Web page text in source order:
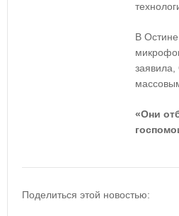
В
заявила,
«Они
Поделиться этой новостью: